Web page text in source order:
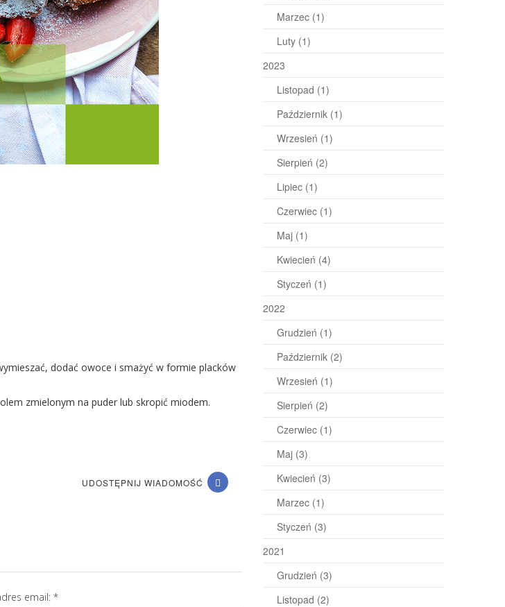
dodać owoce i smażyć w formie placków
zmielonym na puder lub skropić miodem.
UDOSTĘPNIJ WIADOMOŚĆ
email:*
Marzec (1)
Luty (1)
2023
Listopad (1)
Październik (1)
Wrzesień (1)
Sierpień (2)
Lipiec (1)
Czerwiec (1)
Maj (1)
Kwiecień (4)
Styczeń (1)
2022
Grudzień (1)
Październik (2)
Wrzesień (1)
Sierpień (2)
Czerwiec (1)
Maj (3)
Kwiecień (3)
Marzec (1)
Styczeń (3)
2021
Grudzień (3)
Listopad (2)